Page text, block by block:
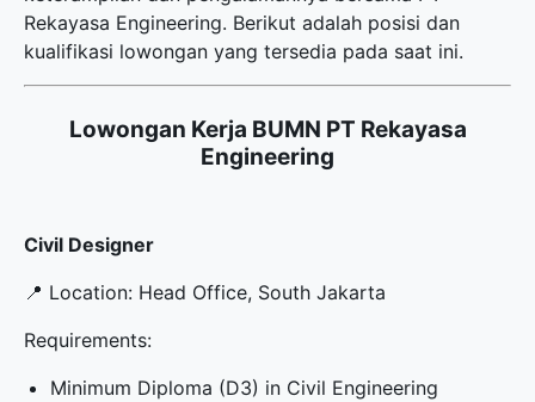
Rekayasa Engineering. Berikut adalah posisi dan
kualifikasi lowongan yang tersedia pada saat ini.
Lowongan Kerja BUMN PT Rekayasa
Engineering
Civil Designer
📍 Location: Head Office, South Jakarta
Requirements:
Minimum Diploma (D3) in Civil Engineering